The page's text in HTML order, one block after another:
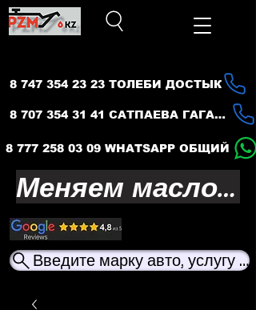
8 747 354 23 23 ТОЛЕБИ ДОСТЫК
8 707 354 31 41 САТПАЕВА ГАГАРИНА
8 777 258 03 09 WHATSAPP ОБЩИЙ
Введите марку авто, услугу
Меняем масло — продлеваем жизнь вашего авто